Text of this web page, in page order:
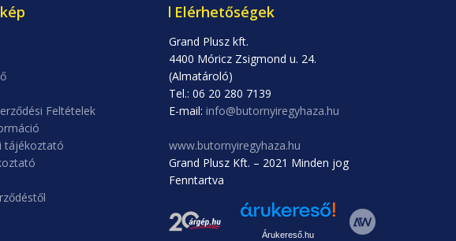
Feltételek
tájékoztató
Elérhetőségek
Grand Plusz kft.
4400 Móricz Zsigmond u. 24.
(Almatároló)
Tel.: 06 20 280 7139
E-mail: info@butornyiregyhaza.hu
www.butornyiregyhaza.hu
Grand Plusz Kft. – 2021 Minden jog
Fenntartva
Árukereső.hu